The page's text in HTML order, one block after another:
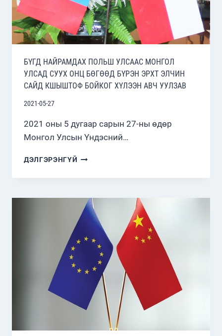
БҮГД НАЙРАМДАХ ПОЛЬШ УЛСААС МОНГОЛ
УЛСАД СУУХ ОНЦ БӨГӨӨД БҮРЭН ЭРХТ ЭЛЧИН
САЙД КШЫШТОФ БОЙКОГ ХҮЛЭЭН АВЧ УУЛЗАВ
2021-05-27
2021 оны 5 дугаар сарын 27-ны өдөр
Монгол Улсын Үндэсний…
ДЭЛГЭРЭНГҮЙ БҮГД
ПОЛЬШ
МОНГОЛ
УЛСАД
СУУХ
БӨГӨӨД
БҮРЭН
ЭЛЧИН
КШЫШТОФ
БОЙКОГ